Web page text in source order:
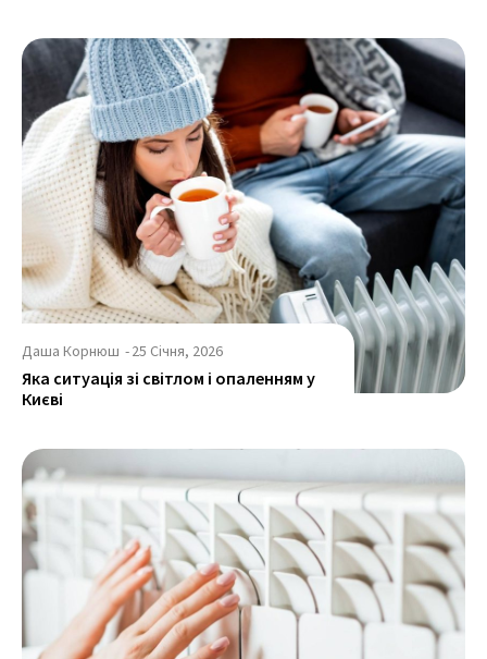
Даша Корнюш -25 Січня, 2026
Яка ситуація зі світлом і опаленням у
Києві